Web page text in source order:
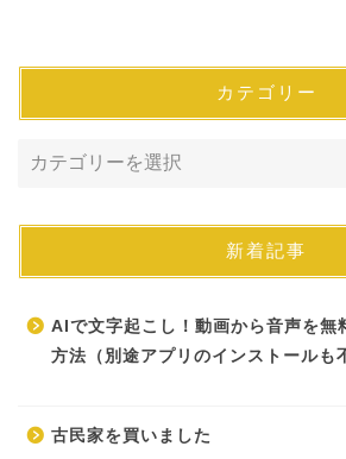
カテゴリー
新着記事
AIで文字起こし！動画から音声を無
方法（別途アプリのインストールも
古民家を買いました